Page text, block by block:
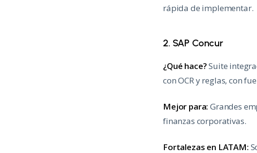
rápida de implementar.
2. SAP Concur
¿Qué hace?Suite
con OCR y reglas, con
Mejor para: Grandes
finanzas corporativas.
Fortalezas en LATAM: